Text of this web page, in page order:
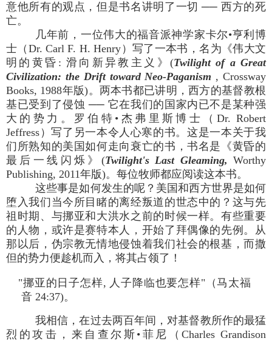
意他所有的观点，但是书名讲明了一切 ── 西方的死
亡。
几年前，一位伟大的福音派神学家卡尔•亨利博
士（Dr. Carl F. H. Henry）写了一本书，名为《伟大文
明的黄昏: 滑向新异教主义》(Twilight of a Great
Civilization: the Drift toward Neo-Paganism , Crossway
Books, 1988年版)。两本书都已讲明，西方的基督教根
基已受到了侵蚀 ── 它在我们的国家内已不是某种强
大的势力。罗伯特•杰弗里斯博士（Dr. Robert
Jeffress）写了另一本令人心寒的书。这是一本关于我
们所熟知的美国如何走向衰亡的书，书名是《黄昏的
最后一线闪烁》(Twilight's Last Gleaming, Worthy
Publishing, 2011年版)。每位牧师都应阅读这本书。
这些事是如何发生的呢？美国和西方世界是如何
堕入我们当今所目睹的离经叛道的世态中的？这与先
祖时期、与挪亚和大洪水之前的时候一样。有些重要
的人物，或许是赛特本人，开始了拜偶像的先例。从
那以后，伪宗教无情地侵蚀着我们社会的根基，而撒
但的势力便趁机而入，将其占领了！
"挪亚的日子怎样, 人子降临也要怎样"（马太福
音 24:37)。
我相信，在过去两百年间，对基督教所作的最猛
烈的攻击，来自查尔斯•菲尼（Charles Grandison